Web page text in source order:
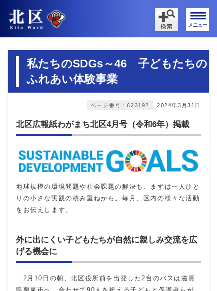
メニュー
私たちのSDGs～46 子どもたちの
ふれあい体験事業
2024年3月31日
ページ番号：623192
北区広報紙わがまち北区4月号（令和6年）掲載
地球規模の環境問題や社会課題の解決も、まずは一人ひと
りの小さな実践の積み重ねから。毎月、区内の様々な活動
をお伝えします。
外に出にくい子どもたちが自然に親しみ交流を広
げる機会に
2月10日の朝、北区役所前を出発した2台のバスは滋賀